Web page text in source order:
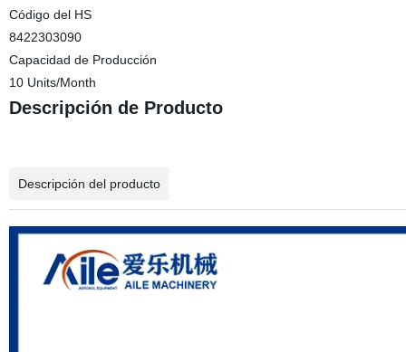
Código del HS
8422303090
Capacidad de Producción
10 Units/Month
Descripción de Producto
Descripción del producto